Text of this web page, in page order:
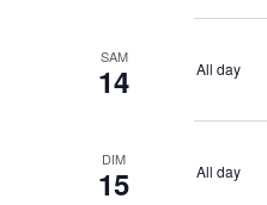
SAM
14 All day
DIM
15 All day